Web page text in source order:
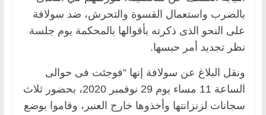
بالضرب واستعمال القسوة والتحرش، ضد سولافة
على النحو الذى ذكرته بأقوالها بالمحكمة يوم جلسة
نظر تجديد أمر حبسها.
ونقل البلاغ عن سولافة إنها “فوجئت فى حوالى
الساعة 11 مساء يوم 29 نوفمبر 2020، بحضور ثلاث
سجانات لزنزانتها وأخذوها خارج العنبر، وقاموا بوضع